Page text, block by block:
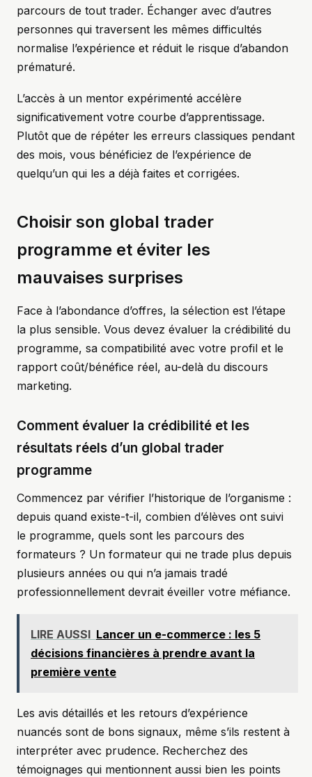
parcours de tout trader. Échanger avec d’autres
personnes qui traversent les mêmes difficultés
normalise l’expérience et réduit le risque d’abandon
prématuré.
L’accès à un mentor expérimenté accélère
significativement votre courbe d’apprentissage.
Plutôt que de répéter les erreurs classiques pendant
des mois, vous bénéficiez de l’expérience de
quelqu’un qui les a déjà faites et corrigées.
Choisir son global trader
programme et éviter les
mauvaises surprises
Face à l’abondance d’offres, la sélection est l’étape
la plus sensible. Vous devez évaluer la crédibilité du
programme, sa compatibilité avec votre profil et le
rapport coût/bénéfice réel, au-delà du discours
marketing.
Comment évaluer la crédibilité et les
résultats réels d’un global trader
programme
Commencez par vérifier l’historique de l’organisme :
depuis quand existe-t-il, combien d’élèves ont suivi
le programme, quels sont les parcours des
formateurs ? Un formateur qui ne trade plus depuis
plusieurs années ou qui n’a jamais tradé
professionnellement devrait éveiller votre méfiance.
LIRE AUSSI Lancer un e-commerce : les 5
décisions financières à prendre avant la
première vente
Les avis détaillés et les retours d’expérience
nuancés sont de bons signaux, même s’ils restent à
interpréter avec prudence. Recherchez des
témoignages qui mentionnent aussi bien les points